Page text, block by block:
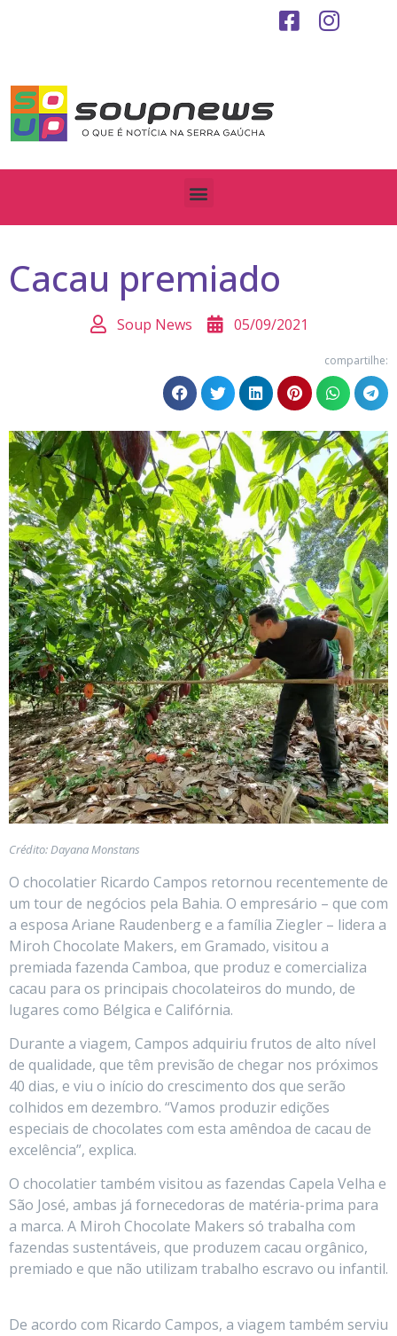
Cacau premiado
Soup News 05/09/2021
compartilhe:
Crédito: Dayana Monstans
O chocolatier Ricardo Campos retornou recentemente de
um tour de negócios pela Bahia. O empresário – que com
a esposa Ariane Raudenberg e a família Ziegler – lidera a
Miroh Chocolate Makers, em Gramado, visitou a
premiada fazenda Camboa, que produz e comercializa
cacau para os principais chocolateiros do mundo, de
lugares como Bélgica e Califórnia.
Durante a viagem, Campos adquiriu frutos de alto nível
de qualidade, que têm previsão de chegar nos próximos
40 dias, e viu o início do crescimento dos que serão
colhidos em dezembro. “Vamos produzir edições
especiais de chocolates com esta amêndoa de cacau de
excelência”, explica.
O chocolatier também visitou as fazendas Capela Velha e
São José, ambas já fornecedoras de matéria-prima para
a marca. A Miroh Chocolate Makers só trabalha com
fazendas sustentáveis, que produzem cacau orgânico,
premiado e que não utilizam trabalho escravo ou infantil.
De acordo com Ricardo Campos, a viagem também serviu